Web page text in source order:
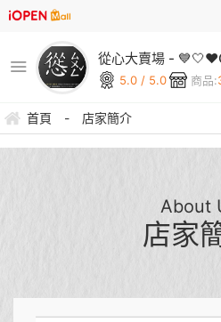
從心大賣場 -
好市多 商品❤️🤍💙
5.0 / 5.0 商品:
首頁 - 店家簡介
About
店家